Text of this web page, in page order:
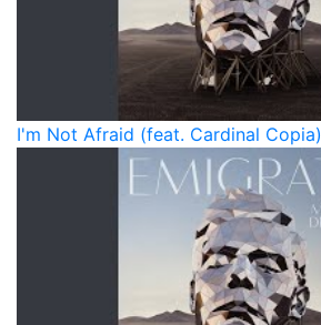
I'm Not Afraid (feat. Cardinal Copia)